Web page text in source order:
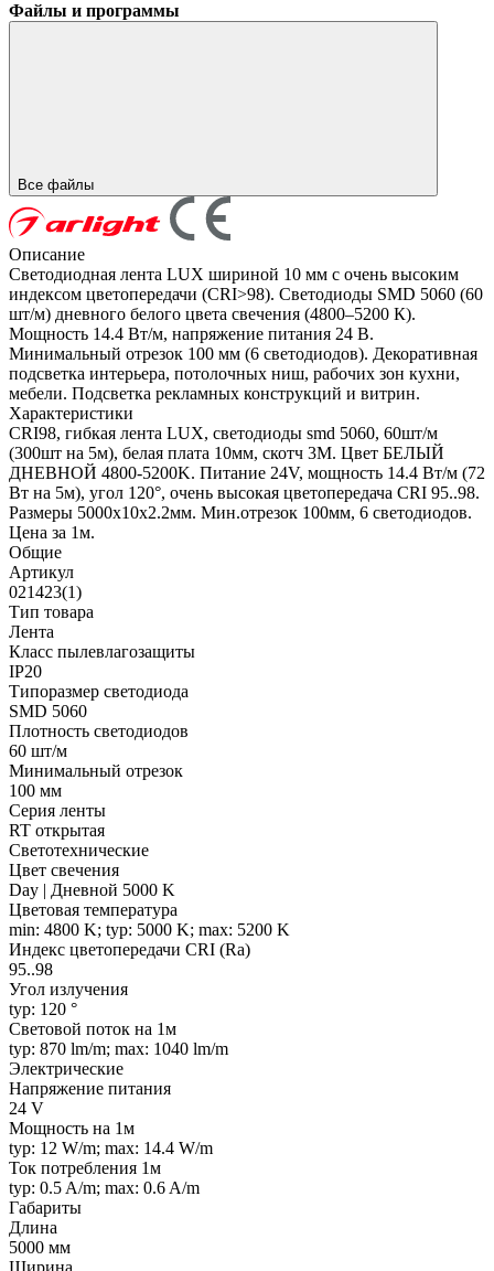
Файлы и программы
Все файлы
Описание
Светодиодная лента LUX шириной 10 мм с очень высоким
индексом цветопередачи (CRI>98). Светодиоды SMD 5060 (60
шт/м) дневного белого цвета свечения (4800–5200 К).
Мощность 14.4 Вт/м, напряжение питания 24 В.
Минимальный отрезок 100 мм (6 светодиодов). Декоративная
подсветка интерьера, потолочных ниш, рабочих зон кухни,
мебели. Подсветка рекламных конструкций и витрин.
Характеристики
CRI98, гибкая лента LUX, светодиоды smd 5060, 60шт/м
(300шт на 5м), белая плата 10мм, скотч 3М. Цвет БЕЛЫЙ
ДНЕВНОЙ 4800-5200K. Питание 24V, мощность 14.4 Вт/м (72
Вт на 5м), угол 120°, очень высокая цветопередача CRI 95..98.
Размеры 5000х10x2.2мм. Мин.отрезок 100мм, 6 светодиодов.
Цена за 1м.
Общие
Артикул
021423(1)
Тип товара
Лента
Класс пылевлагозащиты
IP20
Типоразмер светодиода
SMD 5060
Плотность светодиодов
60 шт/м
Минимальный отрезок
100 мм
Серия ленты
RT открытая
Светотехнические
Цвет свечения
Day | Дневной 5000 K
Цветовая температура
min: 4800 K; typ: 5000 K; max: 5200 K
Индекс цветопередачи CRI (Ra)
95..98
Угол излучения
typ: 120 °
Световой поток на 1м
typ: 870 lm/m; max: 1040 lm/m
Электрические
Напряжение питания
24 V
Мощность на 1м
typ: 12 W/m; max: 14.4 W/m
Ток потребления 1м
typ: 0.5 A/m; max: 0.6 A/m
Габариты
Длина
5000 мм